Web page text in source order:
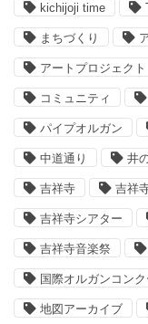
kichijoji time
まちづくり
アートプロジェクト
コミュニティ
パイプオルガン
中道通り 井
吉祥寺 吉祥
吉祥寺シアター
吉祥寺音楽祭
国際オルガンコン
地図アーカイブ